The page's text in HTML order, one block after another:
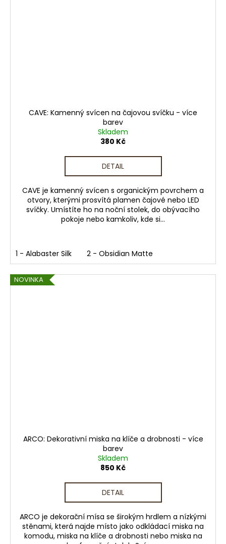
CAVE: Kamenný svícen na čajovou svíčku - více
barev
Skladem
380 Kč
DETAIL
CAVE je kamenný svícen s organickým povrchem a
otvory, kterými prosvítá plamen čajové nebo LED
svíčky. Umístíte ho na noční stolek, do obývacího
pokoje nebo kamkoliv, kde si...
1 - Alabaster Silk 2 - Obsidian Matte
NOVINKA
ARCO: Dekorativní miska na klíče a drobnosti - více
barev
Skladem
850 Kč
DETAIL
ARCO je dekorační mísa se širokým hrdlem a nízkými
stěnami, která najde místo jako odkládací miska na
komodu, miska na klíče a drobnosti nebo miska na